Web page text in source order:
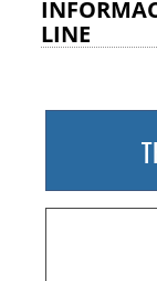
LINE